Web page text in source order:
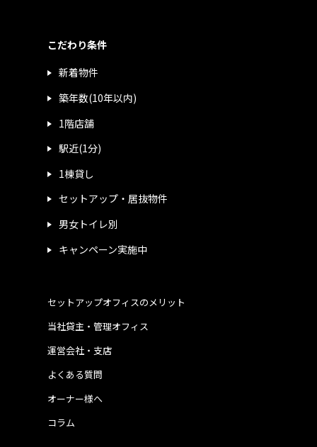
こだわり条件
新着物件
築年数(10年以内)
1階店舗
駅近(1分)
1棟貸し
セットアップ・居抜物件
男女トイレ別
キャンペーン実施中
運営会社・支店
よくある質問
当社貸主・管理オフィス
オーナー様へ
コラム
セットアップオフィスのメリット